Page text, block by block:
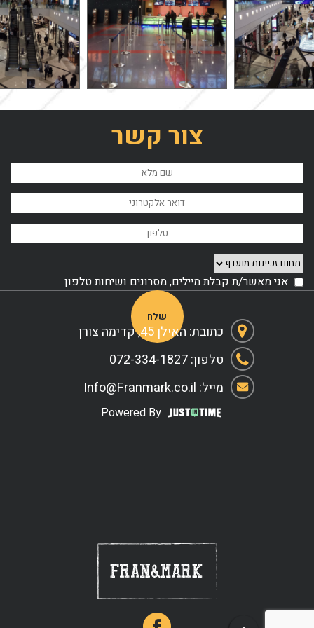
צור קשר
אני מאשר/ת קבלת מיילים, מסרונים ושיחות טלפון
Please leave this field empty.
כתובת: האילן 45, קדימה צורן
טלפון: 072-334-1827
מייל: Info@Franmark.co.il
Powered By